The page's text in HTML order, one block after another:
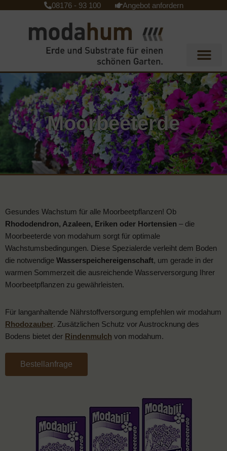
08176 - 93 100 Angebot anfordern
Moorbeeterde
Gesundes Wachstum für alle Moorbeetpflanzen! Ob
Rhododendron, Azaleen, Eriken oder Hortensien – die
Moorbeeterde von modahum sorgt für optimale
Wachstumsbedingungen. Diese Spezialerde verleiht dem Boden
die notwendige Wasserspeichereigenschaft, um gerade in der
warmen Sommerzeit die ausreichende Wasserversorgung Ihrer
Moorbeetpflanzen zu gewährleisten.
Für langanhaltende Nährstoffversorgung empfehlen wir modahum
Rhodozauber. Zusätzlichen Schutz vor Austrocknung des
Bodens bietet der Rindenmulch von modahum.
Bestellanfrage